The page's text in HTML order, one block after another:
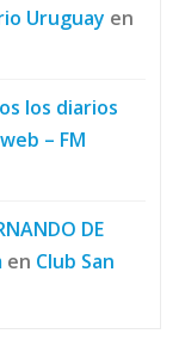
Uruguay en
los diarios
– FM
DE
en Club San